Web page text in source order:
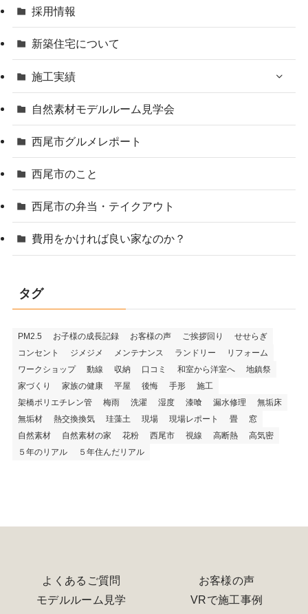
採用情報
新築住宅について
施工実績
自然素材モデルルーム見学会
西尾市グルメレポート
西尾市のこと
西尾市の弁当・テイクアウト
費用をかければ良い家なのか？
タグ
PM2.5 お子様の成長記録 お客様の声 ご挨拶回り
せせらぎ
コンセント
ジメジメ メンテナンス ランドリー
リフォーム
ワークショップ
動線 収納 口コミ 和室から洋室へ
地鎮祭
家づくり
家族の健康 平屋 後悔 手形
施工
架橋ポリエチレン管
梅雨 洗濯 湿度 漆喰 漏水修理
無垢床
無垢材
熱交換換気 珪藻土 現場 現場レポート 畳
窓
自然素材
自然素材の家 花粉 西尾市 視線 高断熱
高気密
５年のリアル
５年住んだリアル
よくあるご質問
お客様の声
モデルルーム見学
VRで施工事例